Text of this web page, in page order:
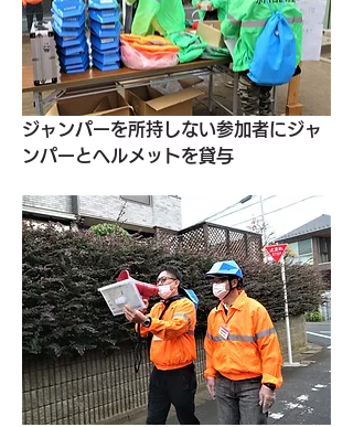
ジャンパーを所持しない参加者にジャ
ンパーとヘルメットを貸与